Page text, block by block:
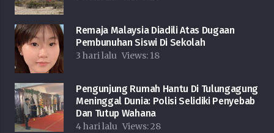
Remaja Malaysia Diadili Atas Dugaan
Pembunuhan Siswi Di Sekolah
3 hari lalu Views: 18
Pengunjung Rumah Hantu Di Tulungagung
Meninggal Dunia: Polisi Selidiki Penyebab
Dan Tutup Wahana
4 hari lalu Views:28